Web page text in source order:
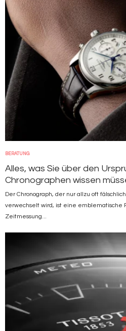
BERATUNG
Alles, was Sie über den
Chronographen wissen
Der Chronograph, der nur allzu oft
verwechselt wird, ist eine emblematische
Zeitmessung...